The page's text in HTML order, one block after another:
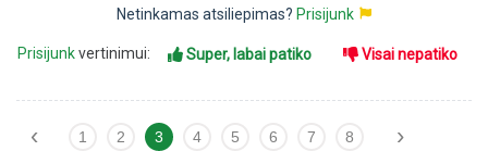
Netinkamas atsiliepimas? Prisijunk
Prisijunkvertinimui: Super, labai patiko Visai nepatiko
‹ 1 2 3 4 5 6 7 8 ›